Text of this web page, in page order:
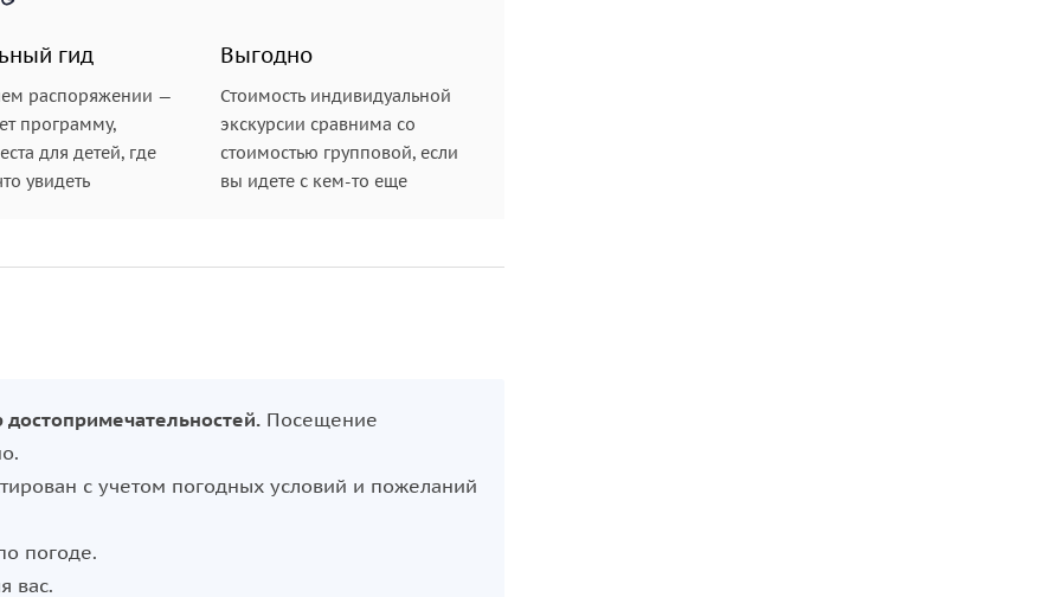
гид
распоряжении —
программу,
для детей, где
увидеть
Выгодно
Стоимость индивидуальной
экскурсии сравнима со
стоимостью групповой, если
вы идете с кем-то еще
Посещение
с учетом погодных условий и пожеланий
погоде.
вас.